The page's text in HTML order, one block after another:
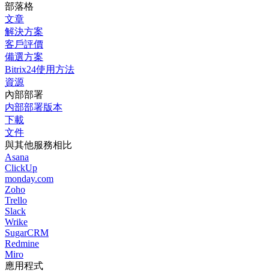
部落格
文章
解決方案
客戶評價
備選方案
Bitrix24使用方法
資源
內部部署
内部部署版本
下載
文件
與其他服務相比
Asana
ClickUp
monday.com
Zoho
Trello
Slack
Wrike
SugarCRM
Redmine
Miro
應用程式